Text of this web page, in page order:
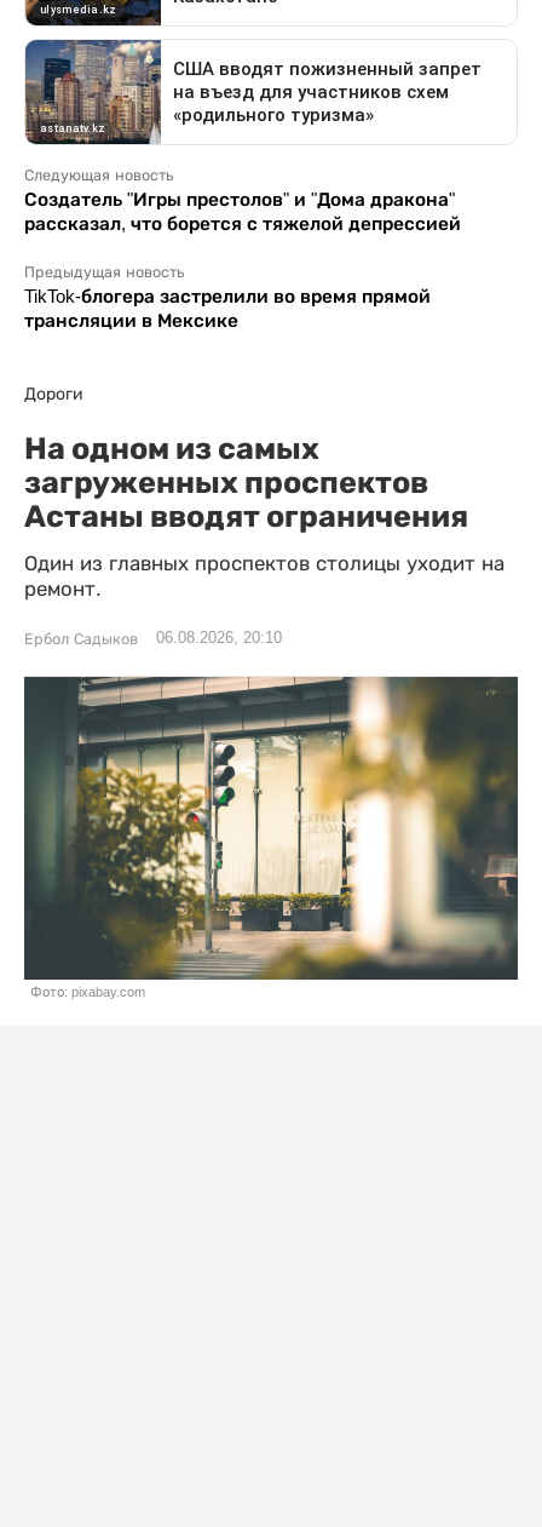
Следующая новость
Создатель "Игры престолов" и "Дома дракона"
рассказал, что борется с тяжелой депрессией
Предыдущая новость
TikTok-блогера застрелили во время прямой
трансляции в Мексике
Дороги
На одном из самых
загруженных проспектов
Астаны вводят ограничения
Один из главных проспектов столицы уходит на
ремонт.
Ербол Садыков 06.08.2026, 20:10
Фото: pixabay.com